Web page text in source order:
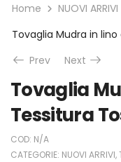
Home
NUOVI ARRIVI
Tovaglia Mudra in
Prev
Next
Tovaglia
Tessitura
COD: N/A
CATEGORIE: NUOVI ARRIVI,